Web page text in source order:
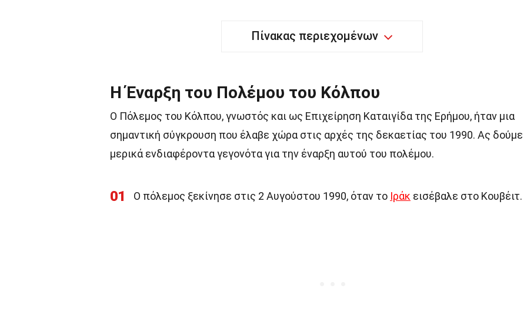
Πίνακας περιεχομένων
Η Έναρξη του Πολέμου του Κόλπου
Ο Πόλεμος του Κόλπου, γνωστός και ως Επιχείρηση Καταιγίδα της Ερήμου, ήταν μια
σημαντική σύγκρουση που έλαβε χώρα στις αρχές της δεκαετίας του 1990. Ας δούμε
μερικά ενδιαφέροντα γεγονότα για την έναρξη αυτού του πολέμου.
01 Ο πόλεμος ξεκίνησε στις 2 Αυγούστου 1990, όταν το Ιράκ εισέβαλε στο Κουβέιτ.